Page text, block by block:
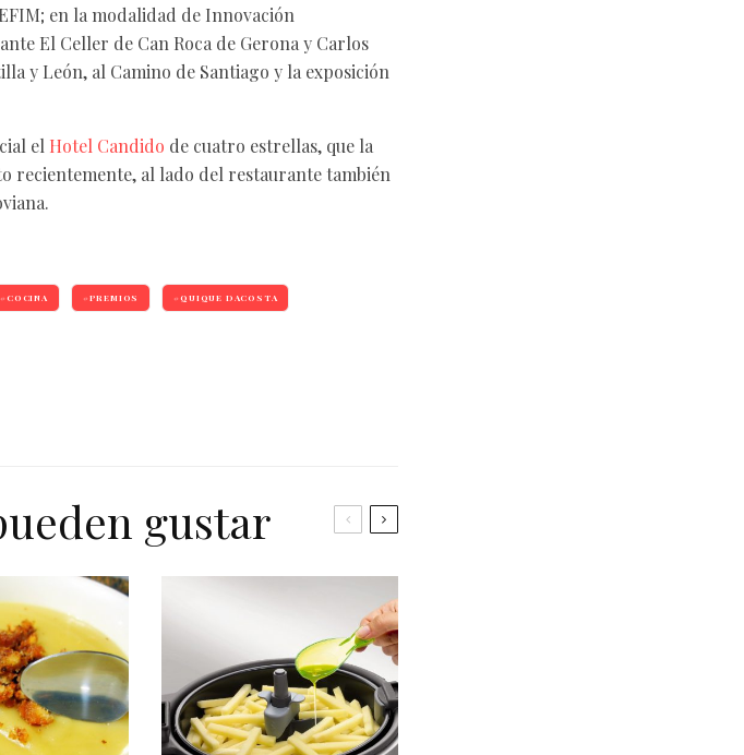
en la modalidad de Innovación
El Celler de Can Roca de Gerona y Carlos
y León, al Camino de Santiago y la exposición
el Hotel Candido de cuatro estrellas, que la
recientemente, al lado del restaurante también
COCINA PREMIOS QUIQUE DACOSTA
gustar